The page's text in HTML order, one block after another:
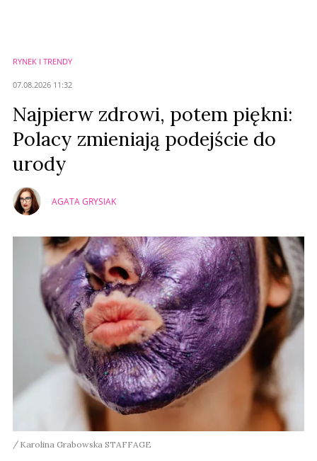
RYNEK I TRENDY
07.08.2026 11:32
Najpierw zdrowi, potem piękni:
Polacy zmieniają podejście do
urody
AGATA GRYSIAK
Karolina Grabowska STAFFAGE